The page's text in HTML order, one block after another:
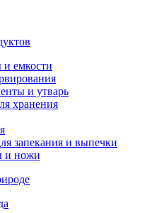
емкости
и утварь
хранения
запекания и выпечки
и ножи